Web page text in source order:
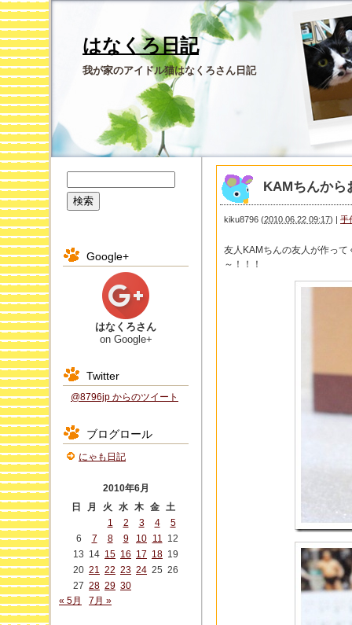
はなくろ日記
我が家のアイドル猫はなくろさん日記
KAMちんから
kiku8796 (2010.06.22 09:17) | 手
友人KAMちんの友人が作っ
～！！！
Google+
はなくろさん
on Google+
Twitter
@8796jp からのツイート
ブログロール
にゃも日記
2010年6月
日
月 火 水 木 金 土
1
2 3 4
5
6
7 8 9 10 11 12
13 14 15 16 17 18 19
20 21 22 23 24 25 26
27 28 29 30
« 5月
7月 »